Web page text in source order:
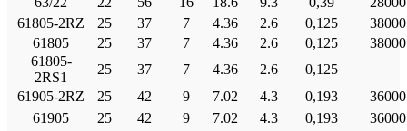
61805-2RZ
25 37 7 4.36 2.6 0,125
38000
61805
25 37 7 4.36 2.6 0,125
38000
61805-
2RS1
25 37 7 4.36 2.6
0,125
61905-2RZ
25 42 9 7.02 4.3 0,193
36000
61905
25 42 9 7.02 4.3 0,193
36000